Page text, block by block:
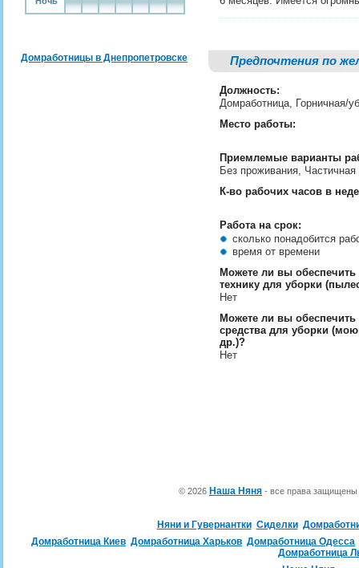
Домработницы в Днепропетровске Предпочтения по
Должность:
Домработница, Горничная/
Место работы:
Приемлемые варианты
Без проживания, Частичная
К-во рабочих часов в
Работа на срок:
сколько понадобится
время от времени
Можете ли вы обеспечить
технику для уборки
Нет
Можете ли вы обеспечить
средства для уборки
др.)?
Нет
© 2026 Наша Няня - все права
Няни и Гувернантки Сиделки
Домработница Киев Домработница Харьков Домработница Одесса
Домработница